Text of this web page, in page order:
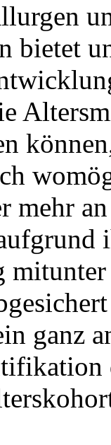
bietet
mehr
ganz